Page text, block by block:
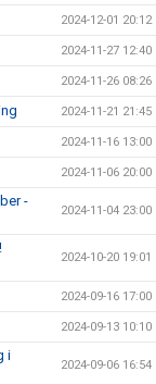
2024-12-01 20:12
2024-11-27 12:40
2024-11-26 08:26
2024-11-21 21:45
2024-11-16 13:00
2024-11-06 20:00
-
2024-11-04 23:00
2024-10-20 19:01
2024-09-16 17:00
2024-09-13 10:10
i
2024-09-06 16:54